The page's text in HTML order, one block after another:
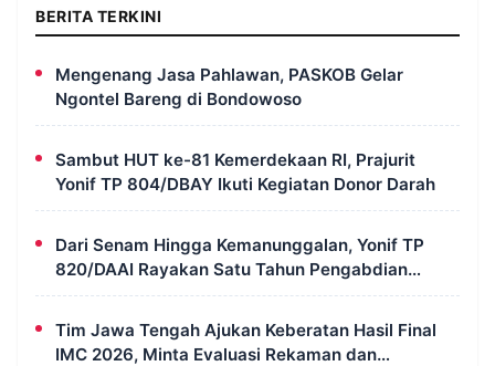
BERITA TERKINI
Mengenang Jasa Pahlawan, PASKOB Gelar
Ngontel Bareng di Bondowoso
Sambut HUT ke-81 Kemerdekaan RI, Prajurit
Yonif TP 804/DBAY Ikuti Kegiatan Donor Darah
Dari Senam Hingga Kemanunggalan, Yonif TP
820/DAAI Rayakan Satu Tahun Pengabdian
dengan Semangat Kebersamaan
Tim Jawa Tengah Ajukan Keberatan Hasil Final
IMC 2026, Minta Evaluasi Rekaman dan